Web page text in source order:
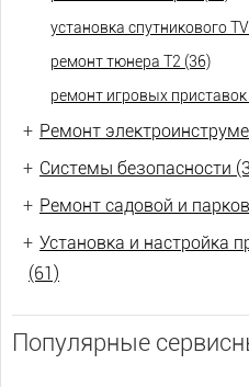
установка спутникового
ремонт тюнера Т2 (36)
ремонт игровых приставок
+ Ремонт
+ Системы безопасности
+ Ремонт садовой и
+ Установка и настройка
(61)
Популярные